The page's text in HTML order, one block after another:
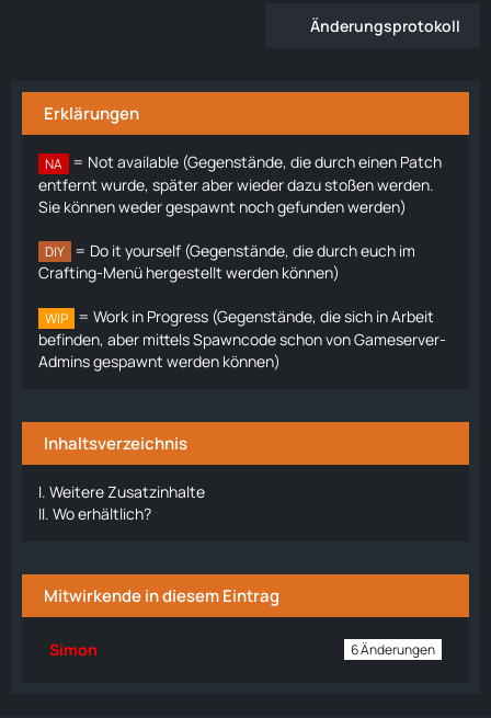
Änderungsprotokoll
Erklärungen
NA = Not available (Gegenstände, die durch einen Patch
entfernt wurde, später aber wieder dazu stoßen werden.
Sie können weder gespawnt noch gefunden werden)
DIY = Do it yourself (Gegenstände, die durch euch im
Crafting-Menü hergestellt werden können)
WIP = Work in Progress (Gegenstände, die sich in Arbeit
befinden, aber mittels Spawncode schon von Gameserver-
Admins gespawnt werden können)
Inhaltsverzeichnis
I. Weitere Zusatzinhalte
II. Wo erhältlich?
Mitwirkende in diesem Eintrag
Simon 6 Änderungen